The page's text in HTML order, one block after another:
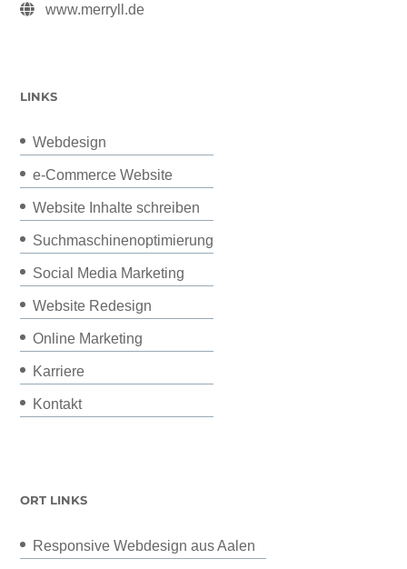
www.merryll.de
LINKS
Webdesign
e-Commerce Website
Website Inhalte schreiben
Suchmaschinenoptimierung
Social Media Marketing
Website Redesign
Online Marketing
Karriere
Kontakt
ORT LINKS
Responsive Webdesign aus Aalen